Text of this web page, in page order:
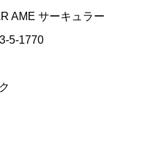
AME サーキュラー
5-1770